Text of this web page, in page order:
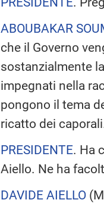
ABOUBAKAR
che il Governo
sostanzialmente
impegnati nella
pongono il tema
ricatto dei
PRESIDENTE. Ha
Aiello. Ne ha
DAVIDE AIELLO (